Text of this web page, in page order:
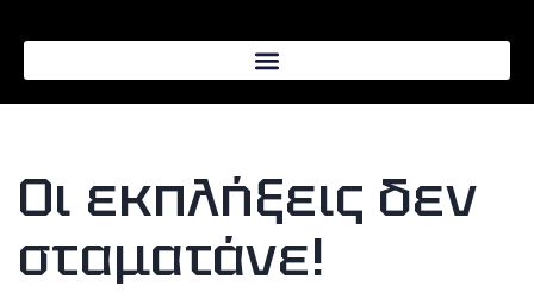
Οι εκπλήξεις δεν
σταματάνε!